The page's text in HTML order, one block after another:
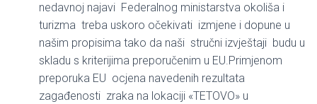
nedavnoj najavi Federalnog ministarstva okoliša i
turizma treba uskoro očekivati izmjene i dopune u
našim propisima tako da naši stručni izvještaji budu u
skladu s kriterijima preporučenim u EU.Primjenom
preporuka EU ocjena navedenih rezultata
zagađenosti zraka na lokaciji «TETOVO» u